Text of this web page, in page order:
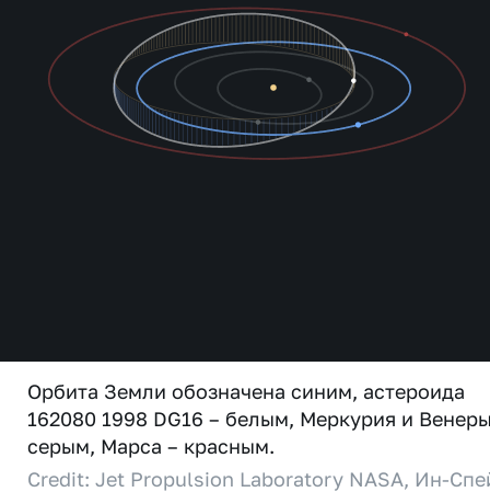
Орбита Земли обозначена синим, астероида
162080 1998 DG16 – белым, Меркурия и
серым, Марса – красным.
Credit: Jet Propulsion Laboratory NASA, Ин-